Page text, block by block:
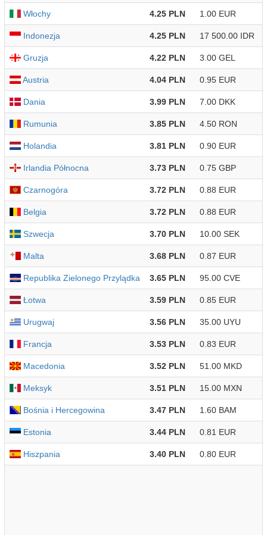
Włochy 4.25 PLN 1.00 EUR
Indonezja 4.25 PLN 17 500.00 IDR
Gruzja 4.22 PLN 3.00 GEL
Austria 4.04 PLN 0.95 EUR
Dania 3.99 PLN 7.00 DKK
Rumunia 3.85 PLN 4.50 RON
Holandia 3.81 PLN 0.90 EUR
Irlandia Północna 3.73 PLN 0.75 GBP
Czarnogóra 3.72 PLN 0.88 EUR
Belgia 3.72 PLN 0.88 EUR
Szwecja 3.70 PLN 10.00 SEK
Malta 3.68 PLN 0.87 EUR
Republika Zielonego Przylądka 3.65 PLN 95.00 CVE
Łotwa 3.59 PLN 0.85 EUR
Urugwaj 3.56 PLN 35.00 UYU
Francja 3.53 PLN 0.83 EUR
Macedonia 3.52 PLN 51.00 MKD
Meksyk 3.51 PLN 15.00 MXN
Bośnia i Hercegowina 3.47 PLN 1.60 BAM
Estonia 3.44 PLN 0.81 EUR
Hiszpania 3.40 PLN 0.80 EUR